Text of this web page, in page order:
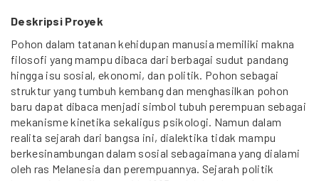
Deskripsi Proyek
Pohon dalam tatanan kehidupan manusia memiliki makna
filosofi yang mampu dibaca dari berbagai sudut pandang
hingga isu sosial, ekonomi, dan politik. Pohon sebagai
struktur yang tumbuh kembang dan menghasilkan pohon
baru dapat dibaca menjadi simbol tubuh perempuan sebagai
mekanisme kinetika sekaligus psikologi. Namun dalam
realita sejarah dari bangsa ini, dialektika tidak mampu
berkesinambungan dalam sosial sebagaimana yang dialami
oleh ras Melanesia dan perempuannya. Sejarah politik